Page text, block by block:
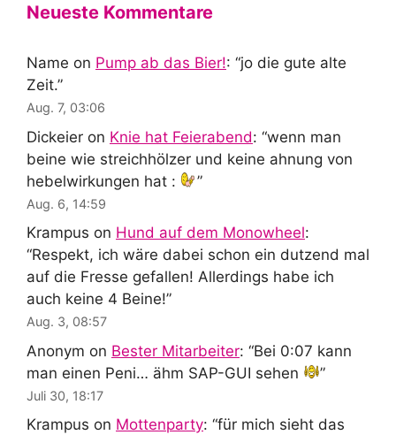
Neueste Kommentare
Name on Pump ab das Bier!: “jo die gute alte
Zeit.”
Aug. 7, 03:06
Dickeier on Knie hat Feierabend: “wenn man
beine wie streichhölzer und keine ahnung von
hebelwirkungen hat :
”
Aug. 6, 14:59
Krampus on Hund auf dem Monowheel:
“Respekt, ich wäre dabei schon ein dutzend mal
auf die Fresse gefallen! Allerdings habe ich
auch keine 4 Beine!”
Aug. 3, 08:57
Anonym on Bester Mitarbeiter: “Bei 0:07 kann
man einen Peni… ähm SAP-GUI sehen
”
Juli 30, 18:17
Krampus on Mottenparty: “für mich sieht das